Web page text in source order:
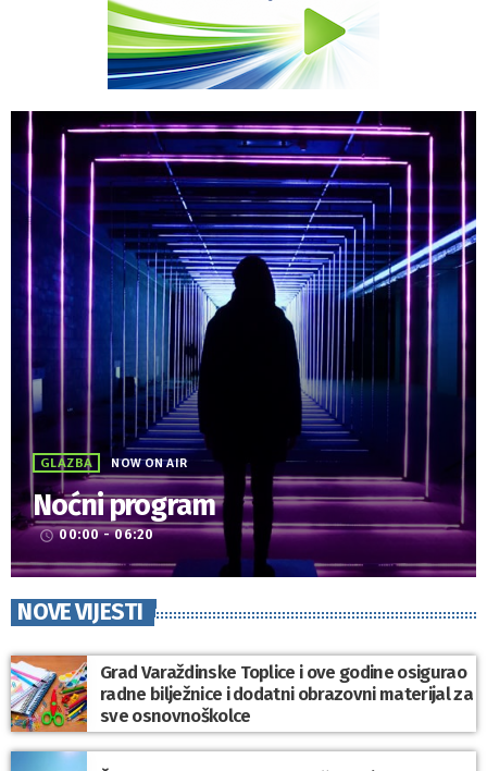
GLAZBA NOW ON AIR
Noćni program
access_time 00:00 - 06:20
NOVE VIJESTI
Grad Varaždinske Toplice i ove godine osigurao
radne bilježnice i dodatni obrazovni materijal za
sve osnovnoškolce